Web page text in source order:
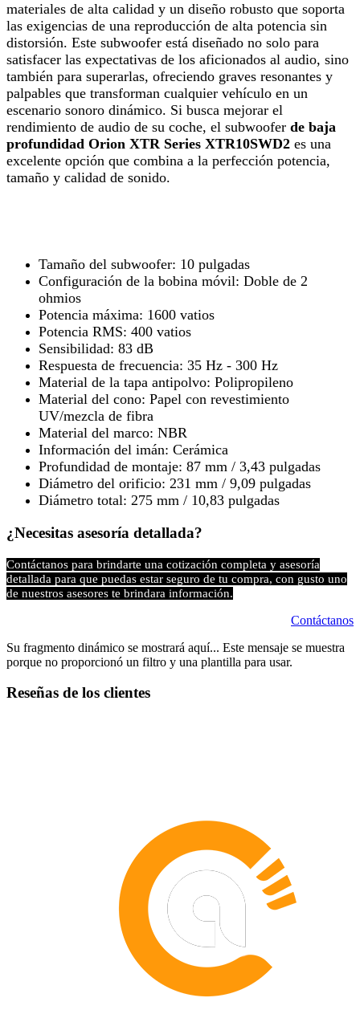
materiales de alta calidad y un diseño robusto que soporta
las exigencias de una reproducción de alta potencia sin
distorsión. Este subwoofer está diseñado no solo para
satisfacer las expectativas de los aficionados al audio, sino
también para superarlas, ofreciendo graves resonantes y
palpables que transforman cualquier vehículo en un
escenario sonoro dinámico. Si busca mejorar el
rendimiento de audio de su coche, el subwoofer de baja
profundidad Orion XTR Series XTR10SWD2 es una
excelente opción que combina a la perfección potencia,
tamaño y calidad de sonido.
Tamaño del subwoofer: 10 pulgadas
Configuración de la bobina móvil: Doble de 2
ohmios
Potencia máxima: 1600 vatios
Potencia RMS: 400 vatios
Sensibilidad: 83 dB
Respuesta de frecuencia: 35 Hz - 300 Hz
Material de la tapa antipolvo: Polipropileno
Material del cono: Papel con revestimiento
UV/mezcla de fibra
Material del marco: NBR
Información del imán: Cerámica
Profundidad de montaje: 87 mm / 3,43 pulgadas
Diámetro del orificio: 231 mm / 9,09 pulgadas
Diámetro total: 275 mm / 10,83 pulgadas
¿Necesitas asesoría detallada?
Contáctanos para brindarte una cotización completa y asesoría
detallada para que puedas estar seguro de tu compra, con gusto uno
de nuestros asesores te brindara información.
Contáctanos
Su fragmento dinámico se mostrará aquí... Este mensaje se muestra
porque no proporcionó un filtro y una plantilla para usar.
Reseñas de los clientes